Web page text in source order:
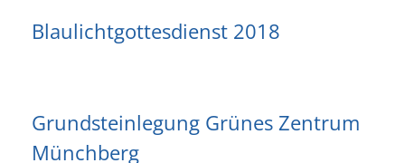
Blaulichtgottesdienst 2018
Grundsteinlegung Grünes Zentrum
Münchberg